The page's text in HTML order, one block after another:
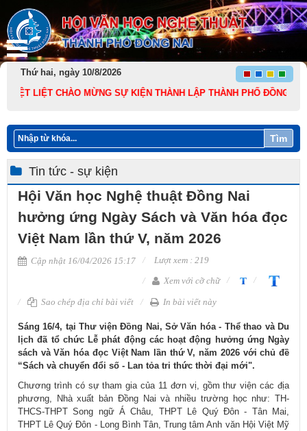
Thứ hai, ngày 10/8/2026
LIỆT CHÀO MỪNG SỰ KIỆN THÀNH LẬP THÀNH PHỐ ĐỒNG NAI
Tìm
Tin tức - sự kiện
Hội Văn học Nghệ thuật Đồng Nai
hưởng ứng Ngày Sách và Văn hóa đọc
Việt Nam lần thứ V, năm 2026
Cập nhật 16/04/2026 15:17
Lượt xem : 219
Xem với cỡ chữ
Sao chép địa chỉ bài viết In bài viết này
Sáng 16/4, tại Thư viện Đồng Nai, Sở Văn hóa - Thể thao và Du
lịch đã tổ chức Lễ phát động các hoạt động hưởng ứng Ngày
sách và Văn hóa đọc Việt Nam lần thứ V, năm 2026 với chủ đề
“Sách và chuyển đổi số - Lan tỏa tri thức thời đại mới".
Chương trình có sự tham gia của 11 đơn vị, gồm thư viện các địa
phương, Nhà xuất bản Đồng Nai và nhiều trường học như: TH-
THCS-THPT Song ngữ Á Châu, THPT Lê Quý Đôn - Tân Mai,
THPT Lê Quý Đôn - Long Bình Tân, Trung tâm Anh văn Hội Việt Mỹ